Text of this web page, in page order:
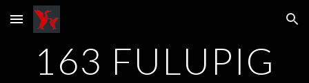
Skip to main content Skip to navigation
163 FULUPIG